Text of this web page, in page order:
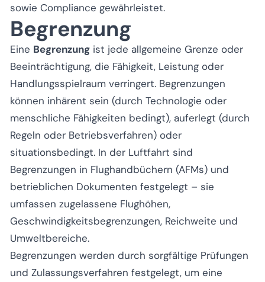
sowie Compliance gewährleistet.
Begrenzung
Eine Begrenzung ist jede allgemeine Grenze oder
Beeinträchtigung, die Fähigkeit, Leistung oder
Handlungsspielraum verringert. Begrenzungen
können inhärent sein (durch Technologie oder
menschliche Fähigkeiten bedingt), auferlegt (durch
Regeln oder Betriebsverfahren) oder
situationsbedingt. In der Luftfahrt sind
Begrenzungen in Flughandbüchern (AFMs) und
betrieblichen Dokumenten festgelegt – sie
umfassen zugelassene Flughöhen,
Geschwindigkeitsbegrenzungen, Reichweite und
Umweltbereiche.
Begrenzungen werden durch sorgfältige Prüfungen
und Zulassungsverfahren festgelegt, um eine